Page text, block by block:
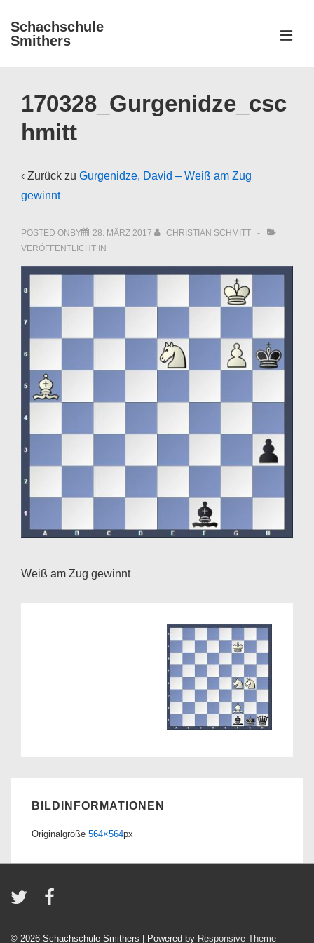
Zum
Inhalt
Schachschule
Smithers
Navigation
170328_Gurgenidze_csc
hmitt
‹ Zurück zu Gurgenidze, David – Weiß am Zug
gewinnt
POSTED ONBY 28. MÄRZ 2017
CHRISTIAN SCHMITT
VERÖFFENTLICHT IN
Weiß am Zug gewinnt
BILDINFORMATIONEN
Originalgröße 564×564px
© 2026 Schachschule Smithers | Powered by Responsive Theme